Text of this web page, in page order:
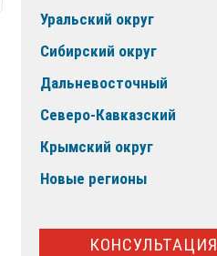
Уральский округ
Сибирский округ
Дальневосточный
Северо-Кавказский
Крымский округ
Новые регионы
КОНСУЛЬТАЦИЯ